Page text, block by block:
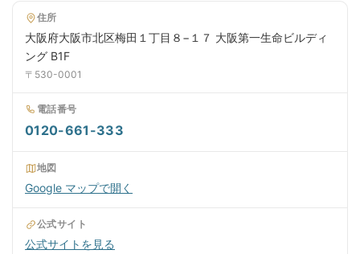
住所
大阪府大阪市北区梅田１丁目８−１７ 大阪第一生命ビルディ
ング B1F
〒530-0001
電話番号
0120-661-333
地図
Google マップで開く
公式サイト
公式サイトを見る